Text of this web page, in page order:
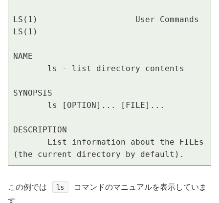
LS(1)                    User Commands
LS(1)
NAME
SYNOPSIS
DESCRIPTION
この例では ls
コマンドのマニュアルを表示していま
す